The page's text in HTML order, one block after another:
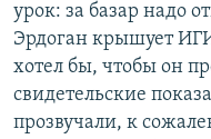
урок: за базар надо
Эрдоган крышует
хотел бы, чтобы он
свидетельские
прозвучали, к